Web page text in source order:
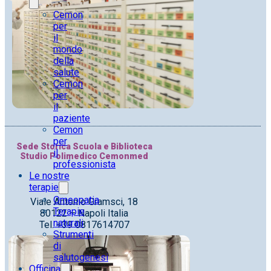
Cemon
per
il
mondo
della
salute
Cemon
per
il
paziente
Cemon
per
il
professionista
Le nostre
terapie
Omeopatia
Terapie
naturali
Strumenti
di
salutogenesi
Sede Storica Scuola e Biblioteca
Studio Polimedico Cemonmed
Viale Antonio Gramsci, 18
80122 – Napoli Italia
Tel. +39 0817614707